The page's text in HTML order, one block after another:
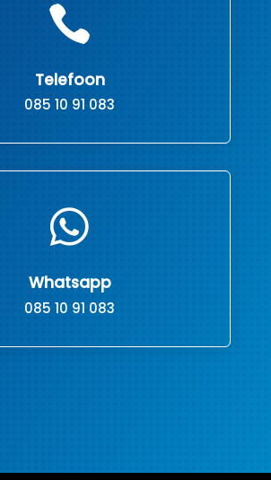

Telefoon
085 10 91 083

Whatsapp
085 10 91 083